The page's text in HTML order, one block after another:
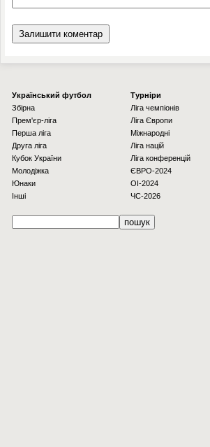
Українcький футбол
Збірна
Прем'єр-ліга
Перша ліга
Друга ліга
Кубок України
Молодіжка
Юнаки
Інші
Турніри
Ліга чемпіонів
Ліга Європи
Міжнародні
Ліга націй
Ліга конференцій
ЄВРО-2024
OI-2024
ЧС-2026